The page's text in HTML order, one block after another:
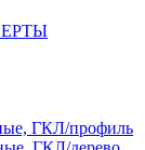
ГКЛ/профиль